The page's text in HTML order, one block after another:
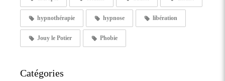
hypnothérapie hypnose libération
Jouy le Potier Phobie
Catégories